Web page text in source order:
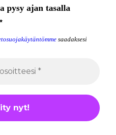
pysy ajan tasalla
saadaksesi